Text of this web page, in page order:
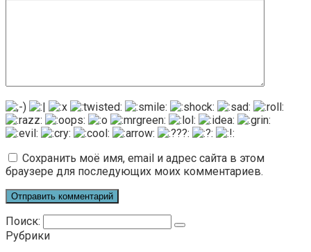
Сохранить моё имя, email и адрес сайта в этом
браузере для последующих моих комментариев.
Поиск:
Рубрики